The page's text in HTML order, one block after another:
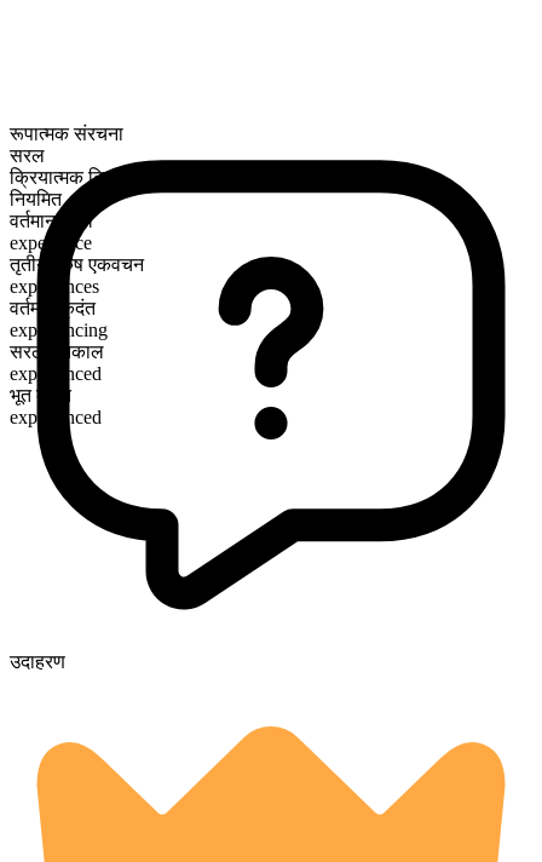
रूपात्मक संरचना
सरल
क्रियात्मक क्रिया
नियमित
वर्तमान काल
experience
तृतीय पुरुष एकवचन
experiences
वर्तमान कृदंत
experiencing
सरल भूतकाल
experienced
भूत कृदंत
experienced
उदाहरण